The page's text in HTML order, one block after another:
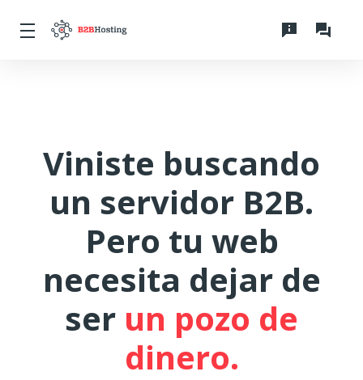
Viniste buscando
un servidor B2B.
Pero tu web
necesita dejar de
ser un pozo de
dinero.